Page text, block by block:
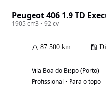
Peugeot 406 1.9 TD
1905 cm3 • 92 cv
87 500 km
Vila Boa do Bispo (Porto)
Profissional • Para o topo